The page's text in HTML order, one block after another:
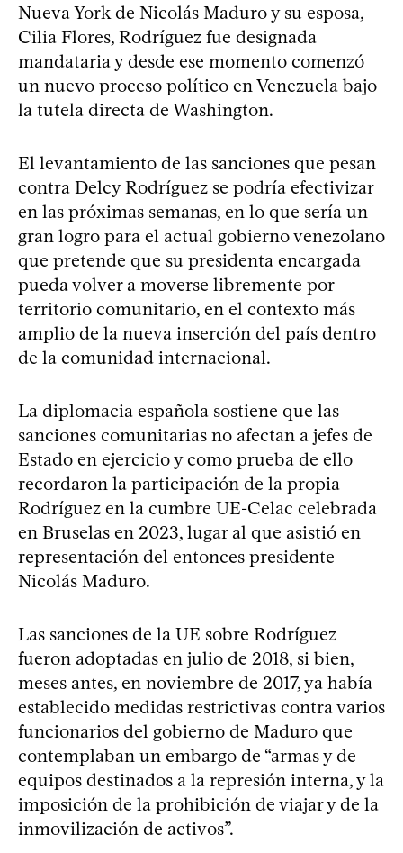
Nueva York de Nicolás Maduro y su esposa,
Cilia Flores, Rodríguez fue designada
mandataria y desde ese momento comenzó
un nuevo proceso político en Venezuela bajo
la tutela directa de Washington.
El levantamiento de las sanciones que pesan
contra Delcy Rodríguez se podría efectivizar
en las próximas semanas, en lo que sería un
gran logro para el actual gobierno venezolano
que pretende que su presidenta encargada
pueda volver a moverse libremente por
territorio comunitario, en el contexto más
amplio de la nueva inserción del país dentro
de la comunidad internacional.
La diplomacia española sostiene que las
sanciones comunitarias no afectan a jefes de
Estado en ejercicio y como prueba de ello
recordaron la participación de la propia
Rodríguez en la cumbre UE-Celac celebrada
en Bruselas en 2023, lugar al que asistió en
representación del entonces presidente
Nicolás Maduro.
Las sanciones de la UE sobre Rodríguez
fueron adoptadas en julio de 2018, si bien,
meses antes, en noviembre de 2017, ya había
establecido medidas restrictivas contra varios
funcionarios del gobierno de Maduro que
contemplaban un embargo de “armas y de
equipos destinados a la represión interna, y la
imposición de la prohibición de viajar y de la
inmovilización de activos”.